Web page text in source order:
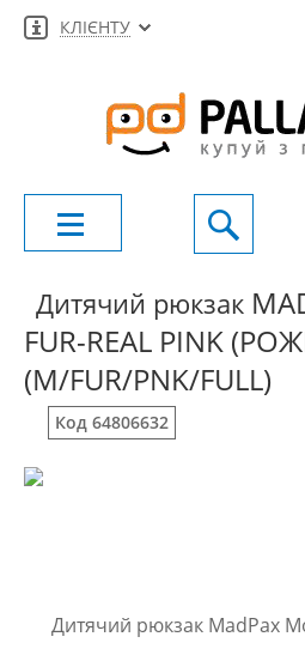
КЛІЄНТУ
Дитячий рюкзак
FUR-REAL PINK
(M/FUR/PNK/FULL)
Код 64806632